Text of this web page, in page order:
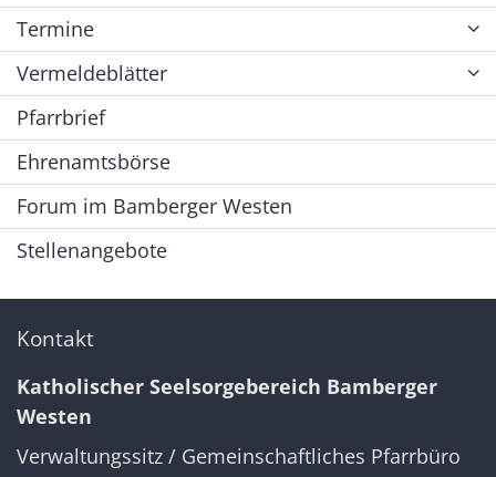
Termine
Vermeldeblätter
Pfarrbrief
Ehrenamtsbörse
Forum im Bamberger Westen
Stellenangebote
Kontakt
Katholischer Seelsorgebereich Bamberger
Westen
Verwaltungssitz / Gemeinschaftliches Pfarrbüro